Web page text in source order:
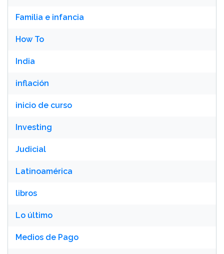
Familia e infancia
How To
India
inflación
inicio de curso
Investing
Judicial
Latinoamérica
libros
Lo último
Medios de Pago